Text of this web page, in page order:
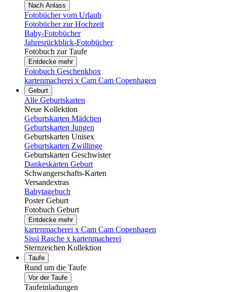
Nach Anlass
Fotobücher vom Urlaub
Fotobücher zur Hochzeit
Baby-Fotobücher
Jahresrückblick-Fotobücher
Fotobuch zur Taufe
Entdecke mehr
Fotobuch Geschenkbox
kartenmacherei x Cam Cam Copenhagen
Geburt
Alle Geburtskarten
Neue Kollektion
Geburtskarten Mädchen
Geburtskarten Jungen
Geburtskarten Unisex
Geburtskarten Zwillinge
Geburtskarten Geschwister
Dankeskarten Geburt
Schwangerschafts-Karten
Versandextras
Babytagebuch
Poster Geburt
Fotobuch Geburt
Entdecke mehr
kartenmacherei x Cam Cam Copenhagen
Sissi Rasche x kartenmacherei
Sternzeichen Kollektion
Taufe
Rund um die Taufe
Vor der Taufe
Taufeinladungen